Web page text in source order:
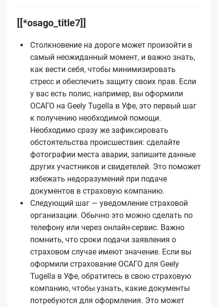
[[*osago_title7]]
Столкновение на дороге может произойти в
самый неожиданный момент, и важно знать,
как вести себя, чтобы минимизировать
стресс и обеспечить защиту своих прав. Если
у вас есть полис, например, вы оформили
ОСАГО на Geely Tugella в Уфе, это первый шаг
к получению необходимой помощи.
Необходимо сразу же зафиксировать
обстоятельства происшествия: сделайте
фотографии места аварии, запишите данные
других участников и свидетелей. Это поможет
избежать недоразумений при подаче
документов в страховую компанию.
Следующий шаг — уведомление страховой
организации. Обычно это можно сделать по
телефону или через онлайн-сервис. Важно
помнить, что сроки подачи заявления о
страховом случае имеют значение. Если вы
оформили страхование ОСАГО для Geely
Tugella в Уфе, обратитесь в свою страховую
компанию, чтобы узнать, какие документы
потребуются для оформления. Это может